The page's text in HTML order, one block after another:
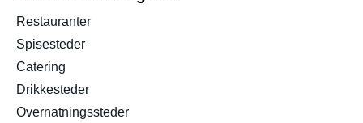
Restauranter
Spisesteder
Catering
Drikkesteder
Overnatningssteder